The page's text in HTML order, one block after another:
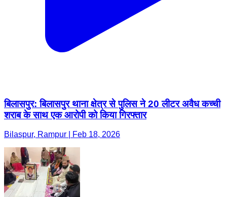
बिलासपुर: बिलासपुर थाना क्षेत्र से पुलिस ने 20 लीटर अवैध कच्ची
शराब के साथ एक आरोपी को किया गिरफ्तार
Bilaspur, Rampur | Feb 18, 2026